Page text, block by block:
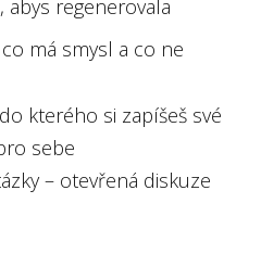
regenerovala
má smysl a co ne
kterého si zapíšeš své
sebe
– otevřená diskuze